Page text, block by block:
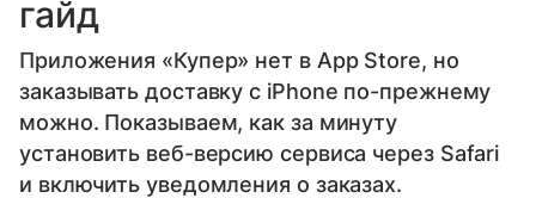
гайд
Приложения «Купер» нет в App Store, но
заказывать доставку с iPhone по-прежнему
можно. Показываем, как за минуту
установить веб-версию сервиса через Safari
и включить уведомления о заказах.